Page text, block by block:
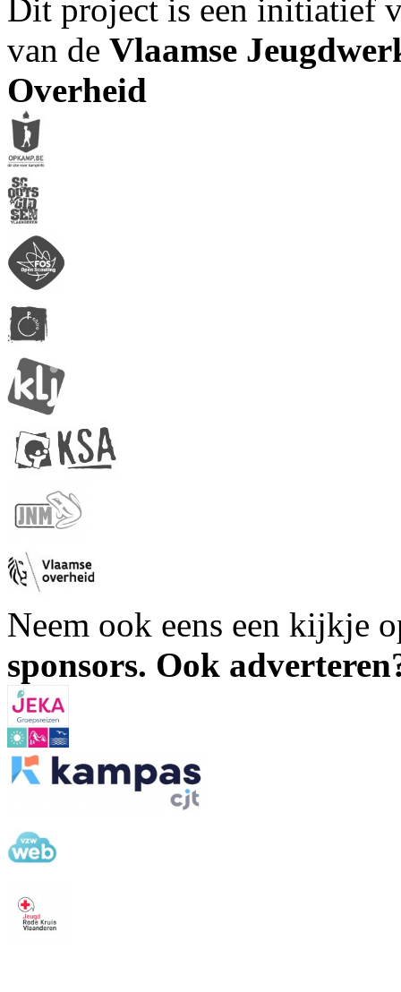
Dit project is een initiatief
van de Vlaamse
Overheid
Neem ook eens een kijkje
sponsors. Ook